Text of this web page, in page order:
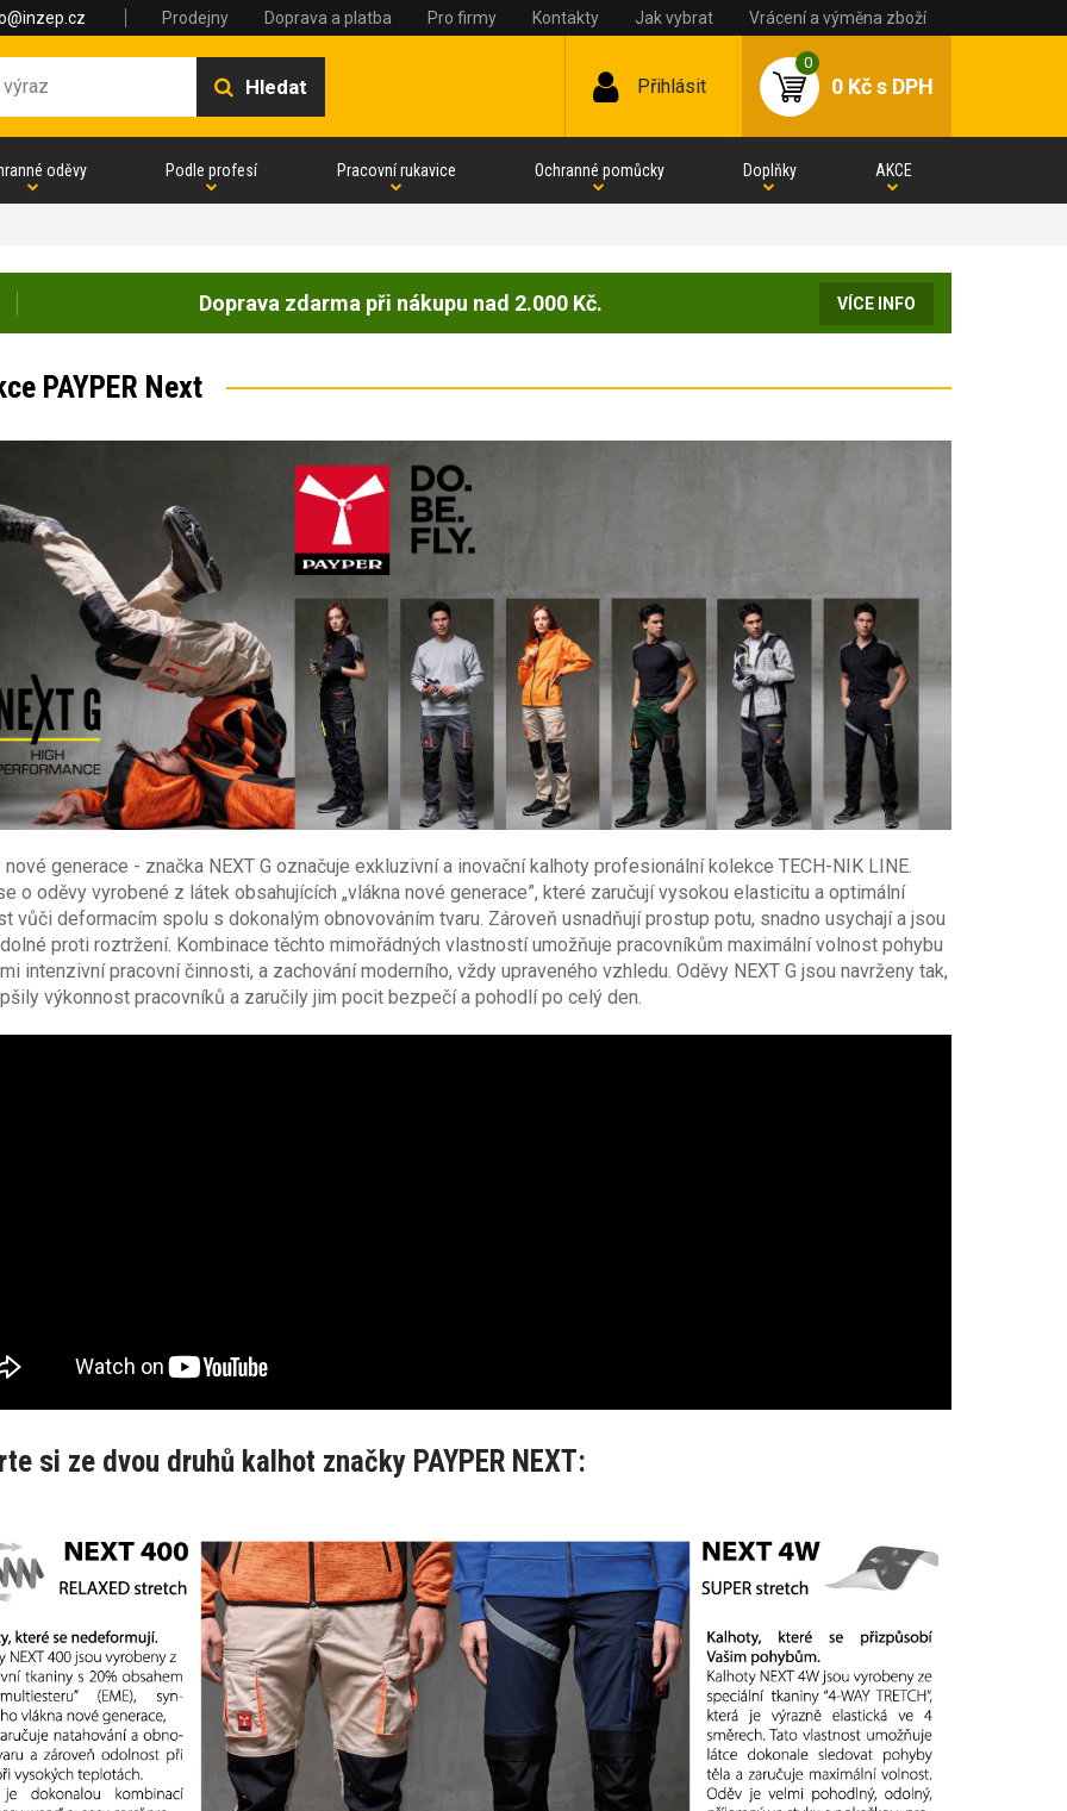
Prodejny Doprava a platba Pro firmy Kontakty Jak vybrat Vrácení a výměna zboží
Hledat Přihlásit
0
0 Kčs DPH
oděvy Podle profesí Pracovní rukavice Ochranné pomůcky Doplňky AKCE
Doprava zdarma při nákupu nad 2.000 Kč. VÍCE INFO
PAYPER Next
nové generace - značka NEXT G označuje exkluzivní a inovační kalhoty profesionální kolekce TECH-NIK LINE.
o oděvy vyrobené z látek obsahujících „vlákna nové generace”, které zaručují vysokou elasticitu a optimální
vůči deformacím spolu s dokonalým obnovováním tvaru. Zároveň usnadňují prostup potu, snadno usychají a jsou
proti roztržení. Kombinace těchto mimořádných vlastností umožňuje pracovníkům maximální volnost pohybu
intenzivní pracovní činnosti, a zachování moderního, vždy upraveného vzhledu. Oděvy NEXT G jsou navrženy tak,
výkonnost pracovníků a zaručily jim pocit bezpečí a pohodlí po celý den.
si ze dvou druhů kalhot značky PAYPER NEXT: